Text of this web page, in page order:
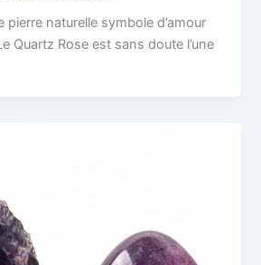
pierre naturelle symbole d’amour
Quartz Rose est sans doute l’une